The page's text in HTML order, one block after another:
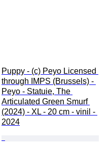
Puppy - (c) Peyo Licensed
through IMPS (Brussels) -
Peyo - Statuie, The
Articulated Green Smurf
(2024) - XL - 20 cm - vinil -
2024